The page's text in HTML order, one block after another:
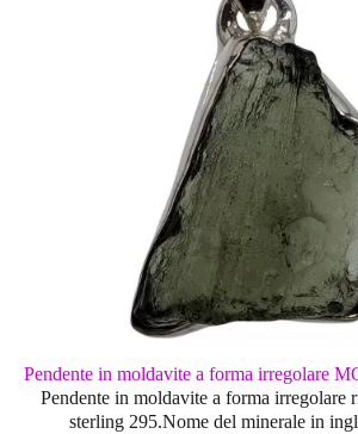
Pendente in moldavite a forma irregolare
Pendente in moldavite a forma irregolare
sterling 295.Nome del minerale in